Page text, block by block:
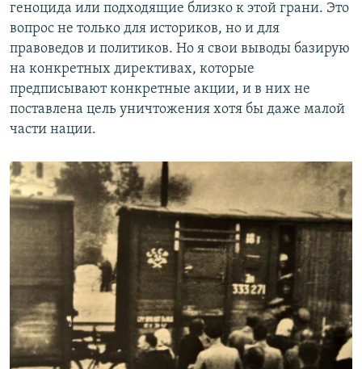
геноцида или подходящие близко к этой грани. Это
вопрос не только для историков, но и для
правоведов и политиков. Но я свои выводы базирую
на конкретных директивах, которые
предписывают конкретные акции, и в них не
поставлена цель уничтожения хотя бы даже малой
части нации.